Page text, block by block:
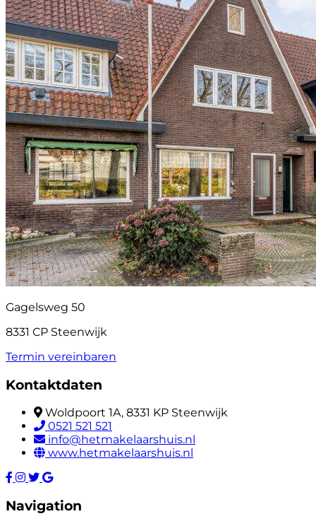
Gagelsweg 50
8331 CP Steenwijk
Termin vereinbaren
Kontaktdaten
Woldpoort 1A, 8331 KP Steenwijk
0521 521 521
info@hetmakelaarshuis.nl
www.hetmakelaarshuis.nl
Navigation